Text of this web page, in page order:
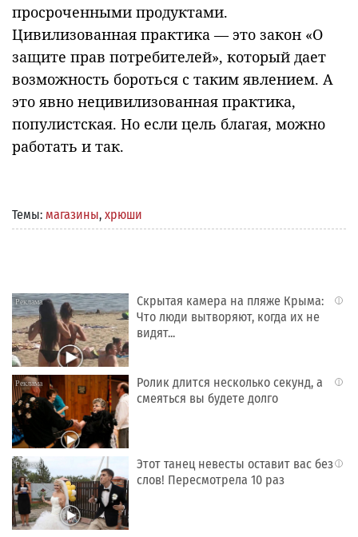
просроченными продуктами.
Цивилизованная практика — это закон «О
защите прав потребителей», который дает
возможность бороться с таким явлением. А
это явно нецивилизованная практика,
популистская. Но если цель благая, можно
работать и так.
Темы: магазины, хрюши
i
Скрытая камера на пляже Крыма:
Что люди вытворяют, когда их не
видят...
i
Ролик длится несколько секунд, а
смеяться вы будете долго
i
Этот танец невесты оставит вас без
слов! Пересмотрела 10 раз